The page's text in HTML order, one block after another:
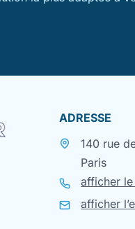
ADRESSE
140 rue
Paris
afficher
afficher